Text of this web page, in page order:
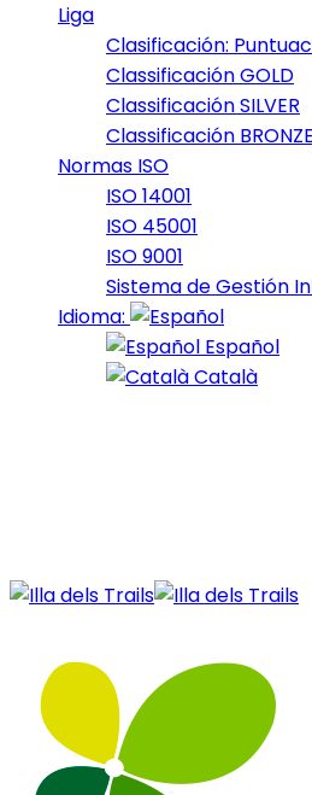
Liga
Clasificación:
Classificación GOLD
Classificación SILVER
Classificación BRONZE
Normas ISO
ISO 14001
ISO 45001
ISO 9001
Sistema de Gestión
Idioma:
Español
Català